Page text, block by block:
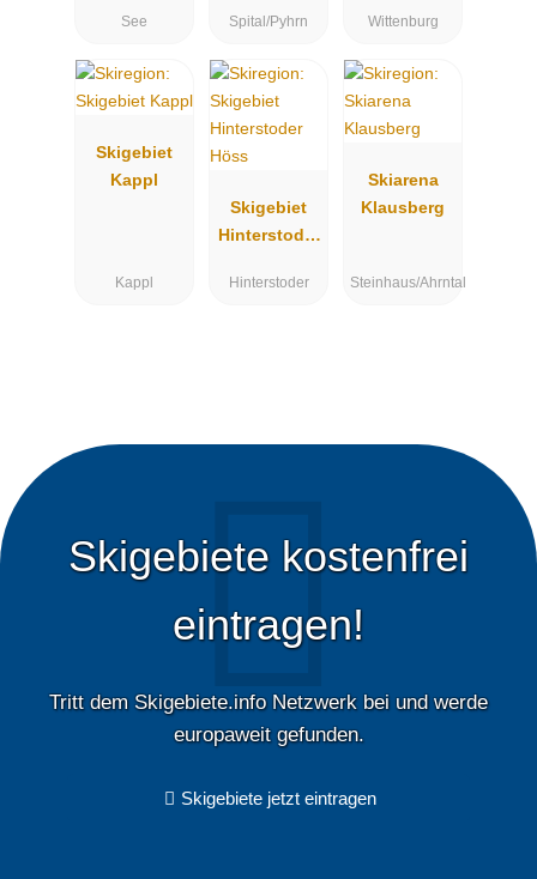
See Spital/Pyhrn Wittenburg
Skigebiet
Kappl
Kappl
Skigebiet
Hinterstoder
Hinterstoder
Skiarena
Klausberg
Steinhaus/Ahrntal
Skigebiete kostenfrei
eintragen!
Tritt dem Skigebiete.info Netzwerk bei und werde
europaweit gefunden.
Skigebiete jetzt eintragen